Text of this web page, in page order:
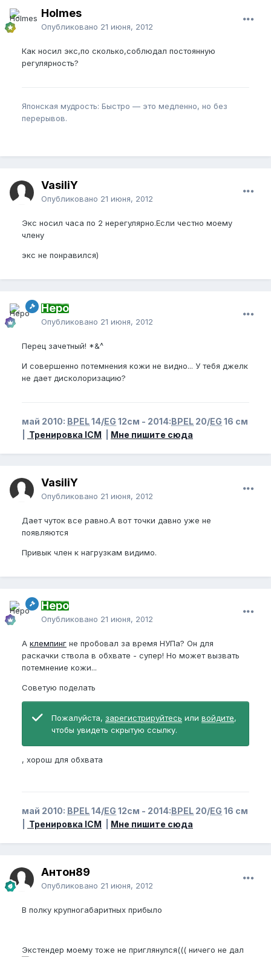
Holmes
Опубликовано 21 июня, 2012
Как носил экс,по сколько,соблюдал постоянную
регулярность?
Японская мудрость: Быстро — это медленно, но без
перерывов.
VasiliY
Опубликовано 21 июня, 2012
Экс носил часа по 2 нерегулярно.Если честно моему
члену
экс не понравился)
Неро
Опубликовано 21 июня, 2012
Перец зачетный! *&^
И совершенно потемнения кожи не видно... У тебя джелк
не дает дисколоризацию?
май 2010: BPEL14/EG 12см - 2014:BPEL 20/EG 16 см
Тренировка ICM Мне пишите сюда
VasiliY
Опубликовано 21 июня, 2012
Дает чуток все равно.А вот точки давно уже не
появляются
Привык член к нагрузкам видимо.
Неро
Опубликовано 21 июня, 2012
А клемпинг не пробовал за время НУПа? Он для
раскачки ствола в обхвате - супер! Но может вызвать
потемнение кожи...
Советую поделать
Пожалуйста, зарегистрируйтесь или войдите,
чтобы увидеть скрытую ссылку.
, хорош для обхвата
май 2010: BPEL14/EG 12см - 2014:BPEL 20/EG 16 см
Тренировка ICM Мне пишите сюда
Антон89
Опубликовано 21 июня, 2012
В полку крупногабаритных прибыло
Экстендер моему тоже не приглянулся((( ничего не дал